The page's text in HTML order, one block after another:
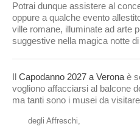
Potrai dunque assistere al
oppure a qualche evento
ville romane, illuminate ad arte
suggestive nella magica notte di
Il Capodanno 2027 a Verona è
vogliono affacciarsi al balcone
ma tanti sono i musei da
degli Affreschi,